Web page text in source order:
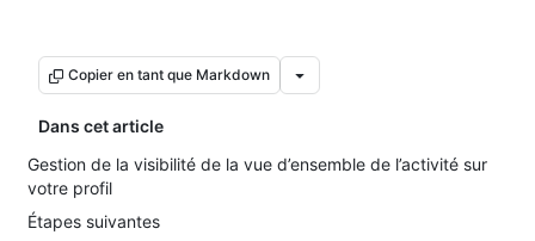
Copier en tant que Markdown
Dans cet article
Gestion de la visibilité de la vue d’ensemble de l’activité sur
votre profil
Étapes suivantes